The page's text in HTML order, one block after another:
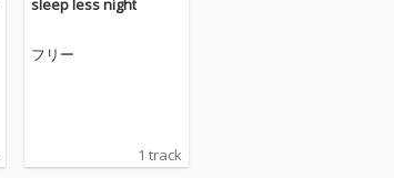
sleep less night
フリー
1 track